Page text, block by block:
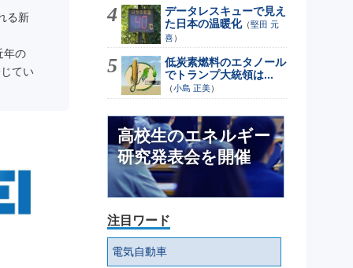
る新
年の
てい
データレスキューで見え
た日本の温暖化（堅田 元
喜）
低炭素燃料のエタノール
でトランプ大統領は...
（小島 正美）
高校生のエネルギー
研究発表会を開催
注目ワード
電気自動車